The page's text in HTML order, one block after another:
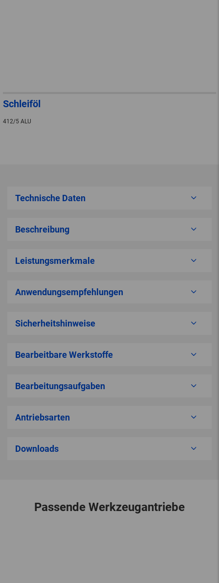
Schleiföl
412/5 ALU
Technische Daten
Beschreibung
Leistungsmerkmale
Anwendungsempfehlungen
Sicherheitshinweise
Bearbeitbare Werkstoffe
Bearbeitungsaufgaben
Antriebsarten
Downloads
Passende Werkzeugantriebe